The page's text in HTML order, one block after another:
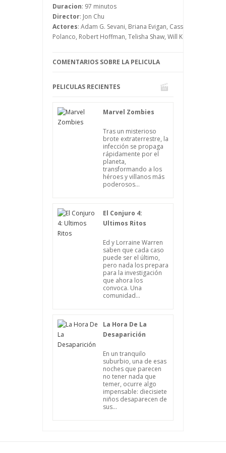
competición de baile alternativo que se
celebra en las calles de Baltimore, y que
está alejada de las competiciones
“oficiales” a las que se enfrentan los
Duracion: 97 minutos
Director: Jon Chu
Actores: Adam G. Sevani, Briana Evigan, Cassie Ventura,
Polanco, Robert Hoffman, Telisha Shaw, Will Kemp
COMENTARIOS SOBRE LA PELICULA
PELICULAS RECIENTES
Marvel Zombies
Tras un misterioso
brote extraterrestre, la
infección se propaga
rápidamente por el
planeta,
transformando a los
héroes y villanos más
poderosos...
El Conjuro 4:
Ultimos Ritos
Ed y Lorraine Warren
saben que cada caso
puede ser el último,
pero nada los prepara
para la investigación
que ahora los
convoca. Una
comunidad...
La Hora De La
Desaparición
En un tranquilo
suburbio, una de esas
noches que parecen
no tener nada que
temer, ocurre algo
impensable: diecisiete
niños desaparecen de
sus...